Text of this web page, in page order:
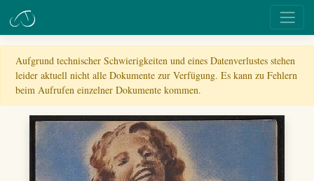
Aufgrund technischer Schwierigkeiten und eines Datenverlustes stehen
leider aktuell nicht alle Dokumente zur Verfügung. Es kann zu Fehlern
beim Aufrufen einzelner Dokumente kommen.